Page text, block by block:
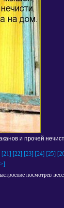
и прочей
[21] [22] [23] [24] [25]
посмотрев